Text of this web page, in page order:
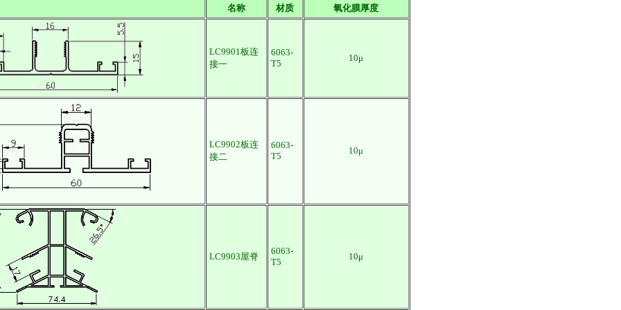
名称 材质 氧化膜厚度
LC9901板连
接一
6063-
T5
10μ
LC9902板连
接二
6063-
T5
10μ
LC9903屋脊
6063-
T5
10μ